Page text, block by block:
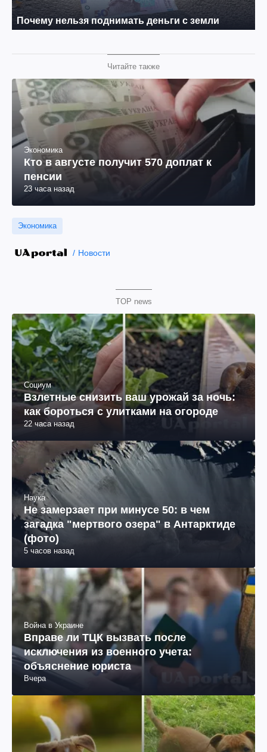
Читайте также
Экономика
Кто в августе получит 570 доплат к
пенсии
23 часа назад
Экономика
Новости
TOP news
Социум
Взлетные снизить ваш урожай за ночь:
как бороться с улитками на огороде
22 часа назад
Наука
Не замерзает при минусе 50: в чем
загадка "мертвого озера" в Антарктиде
(фото)
5 часов назад
Война в Украине
Вправе ли ТЦК вызвать после
исключения из военного учета:
объяснение юриста
Вчера